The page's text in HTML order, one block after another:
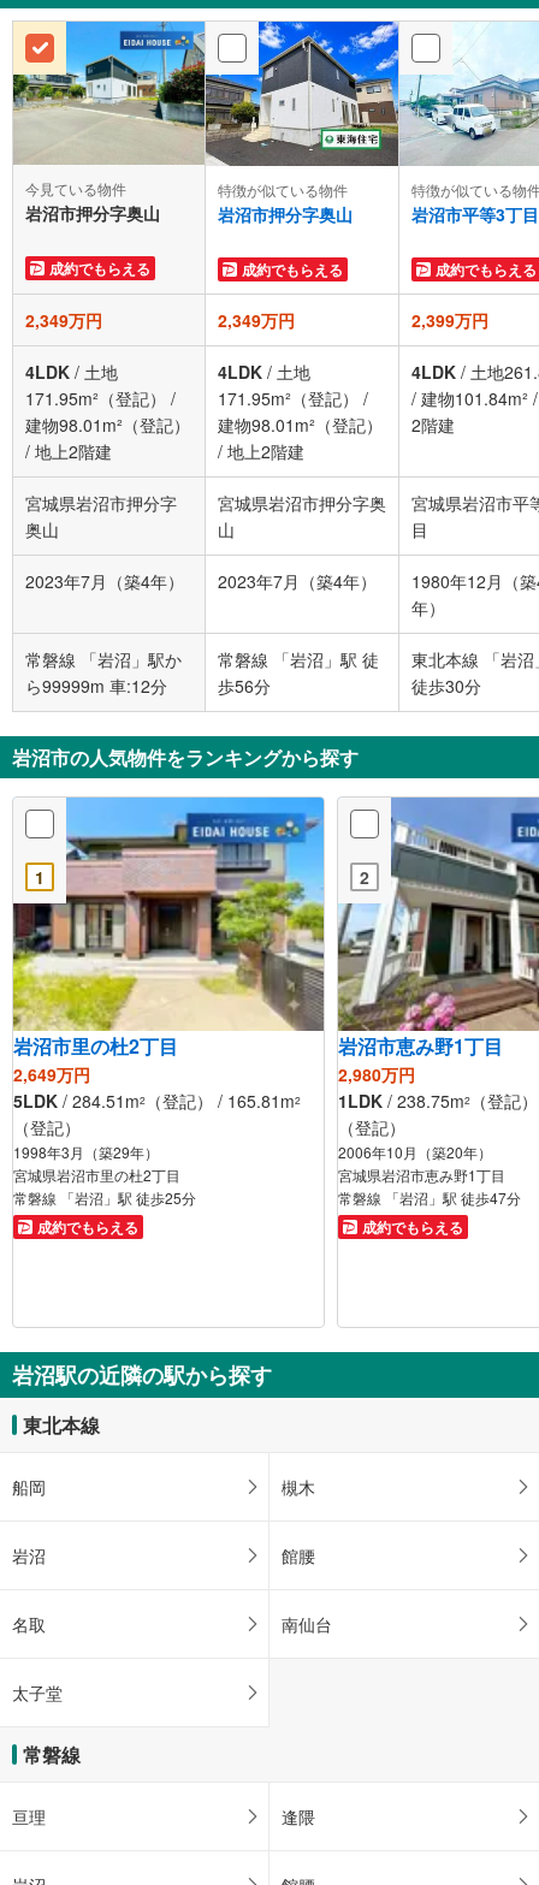
今見ている物件
岩沼市押分字奥山
成約でもらえる
特徴が似ている物件
岩沼市押分字奥山
成約でもらえる
特徴が似ている物
岩沼市平等3丁目
成約でもらえる
2,349万円 2,349万円 2,399万円
4LDK / 土地
171.95m²（登記）
/
建物98.01m²（登記）
/ 地上2階建
4LDK / 土地
171.95m²（登記）
/
建物98.01m²（登記）
/ 地上2階建
4LDK / 土地
/ 建物101.84m²
2階建
宮城県岩沼市押分字
奥山
宮城県岩沼市押分字奥
山
宮城県岩沼市平
目
2023年7月（築4年） 2023年7月（築4年）
1980年12月（
年）
常磐線 「岩沼」駅か
ら99999m 車:12分
常磐線 「岩沼」駅 徒
歩56分
東北本線 「岩沼
徒歩30分
岩沼市の人気物件をランキングから探す
1
岩沼市里の杜2丁目
2,649万円
5LDK / 284.51m2 （登記） / 165.81m2
（登記）
1998年3月（築29年）
宮城県岩沼市里の杜2丁目
常磐線 「岩沼」駅 徒歩25分
成約でもらえる
2
岩沼市恵み野1丁目
2,980万円
1LDK / 238.75m2
（登記
（登記）
2006年10月（築20年）
宮城県岩沼市恵み野1丁目
常磐線 「岩沼」駅 徒歩47分
成約でもらえる
岩沼駅の近隣の駅から探す
東北本線
船岡 槻木
岩沼 館腰
名取 南仙台
太子堂
常磐線
亘理 逢隈